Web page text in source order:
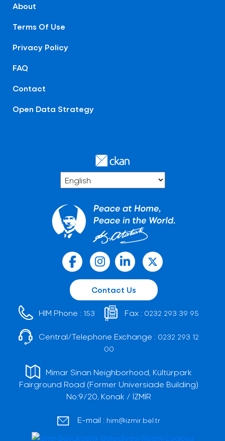
About
Terms Of Use
Privacy Policy
FAQ
Contact
Open Data Strategy
Contact Us
HIM Phone : 153 Fax : 0232 293 39 95
Central/Telephone Exchange : 0232 293 12
00
Mimar Sinan Neighborhood, Kültürpark
Fairground Road (Former Universiade Building)
No:9/20, Konak / İZMİR
E-mail : him@izmir.bel.tr